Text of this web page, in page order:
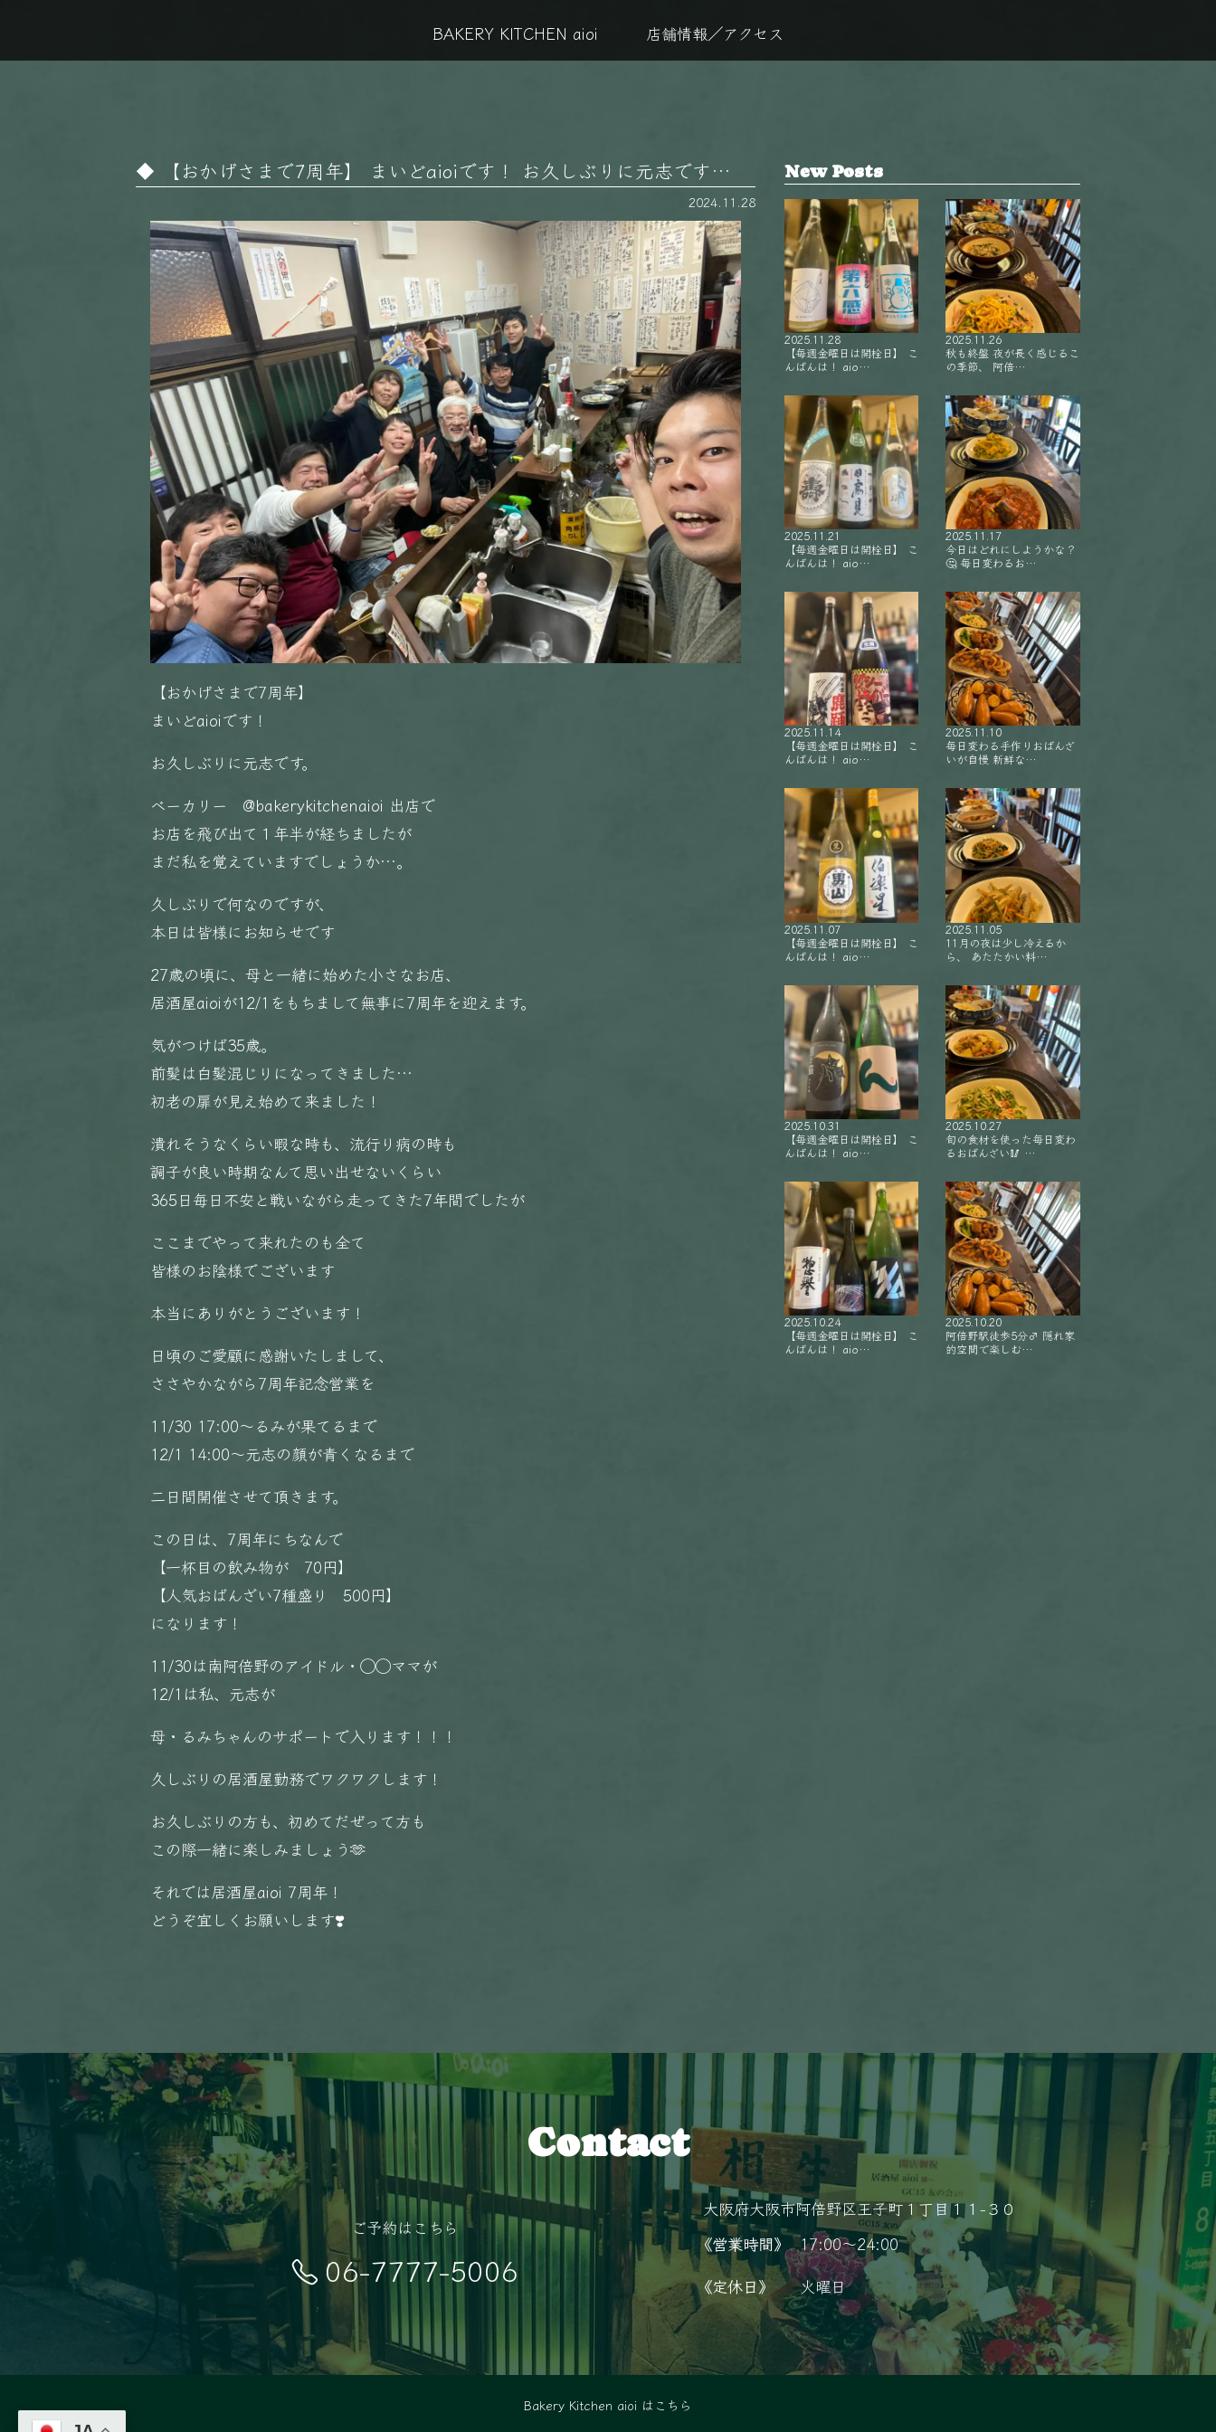
BAKERY KITCHEN aioi 店舗情報／アクセス
【おかげさまで7周年】 まいどaioiです！ お久しぶりに元志です…
2024.11.28
【おかげさまで7周年】
まいどaioiです！
お久しぶりに元志です。
ベーカリー @bakerykitchenaioi 出店で
お店を飛び出て１年半が経ちましたが
まだ私を覚えていますでしょうか…。
久しぶりで何なのですが、
本日は皆様にお知らせです
27歳の頃に、母と一緒に始めた小さなお店、
居酒屋aioiが12/1をもちまして無事に7周年を迎えます。
気がつけば35歳。
前髪は白髪混じりになってきました…
初老の扉が見え始めて来ました！
潰れそうなくらい暇な時も、流行り病の時も
調子が良い時期なんて思い出せないくらい
365日毎日不安と戦いながら走ってきた7年間でしたが
ここまでやって来れたのも全て
皆様のお陰様でございます
本当にありがとうございます！
日頃のご愛顧に感謝いたしまして、
ささやかながら7周年記念営業を
11/30 17:00〜るみが果てるまで
12/1 14:00〜元志の顔が青くなるまで
二日間開催させて頂きます。
この日は、7周年にちなんで
【一杯目の飲み物が 70円】
【人気おばんざい7種盛り 500円】
になります！
11/30は南阿倍野のアイドル・◯◯ママが
12/1は私、元志が
母・るみちゃんのサポートで入ります！！！
久しぶりの居酒屋勤務でワクワクします！
お久しぶりの方も、初めてだぜって方も
この際一緒に楽しみましょう🫶
それでは居酒屋aioi 7周年！
どうぞ宜しくお願いします❣️
New Posts
2025.11.28
【毎週金曜日は開栓日】 こ
んばんは！ aio…
2025.11.26
秋も終盤 夜が長く感じるこ
の季節、 阿倍…
2025.11.21
【毎週金曜日は開栓日】 こ
んばんは！ aio…
2025.11.17
今日はどれにしようかな？
🤔 毎日変わるお…
2025.11.14
【毎週金曜日は開栓日】 こ
んばんは！ aio…
2025.11.10
毎日変わる手作りおばんざ
いが自慢 新鮮な…
2025.11.07
【毎週金曜日は開栓日】 こ
んばんは！ aio…
2025.11.05
11月の夜は少し冷えるか
ら、 あたたかい料…
2025.10.31
【毎週金曜日は開栓日】 こ
んばんは！ aio…
2025.10.27
旬の食材を使った毎日変わ
るおばんざい🥢 …
2025.10.24
【毎週金曜日は開栓日】 こ
んばんは！ aio…
2025.10.20
阿倍野駅徒歩5分‍♂️ 隠れ家
的空間で楽しむ…
Contact
ご予約はこちら
06-7777-5006
大阪府大阪市阿倍野区王子町１丁目１１−３０
《営業時間》
17:00～24:00
《定休日》 火曜日
Bakery Kitchen aioi はこちら